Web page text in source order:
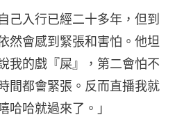
己入行已經二十多年，但到
然會感到緊張和害怕。他坦
我的戲『屎』，第二會怕不
間都會緊張。反而直播我就
哈哈就過來了。」